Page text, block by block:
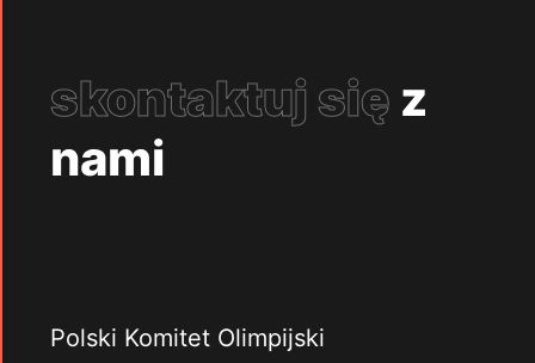
skontaktuj się z
nami
Polski Komitet Olimpijski